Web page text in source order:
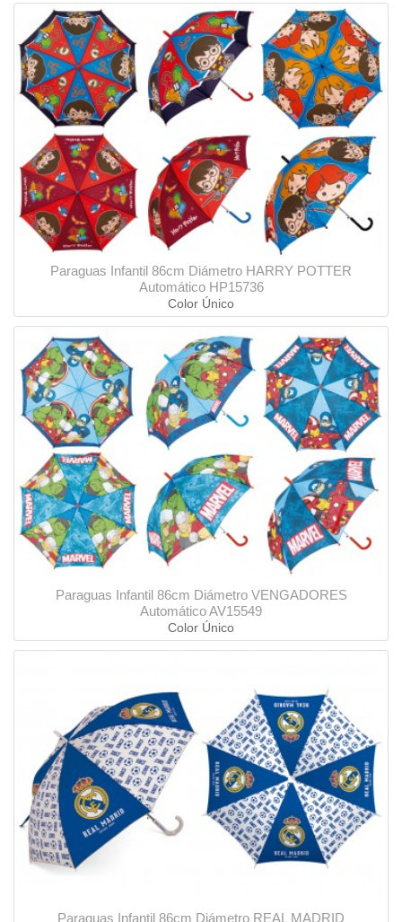
Paraguas Infantil 86cm Diámetro HARRY POTTER
Automático HP15736
Color Único
Paraguas Infantil 86cm Diámetro VENGADORES
Automático AV15549
Color Único
Paraguas Infantil 86cm Diámetro REAL MADRID